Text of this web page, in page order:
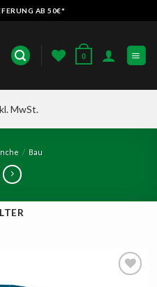
AB 50€*
0
MwSt.
/ Bau